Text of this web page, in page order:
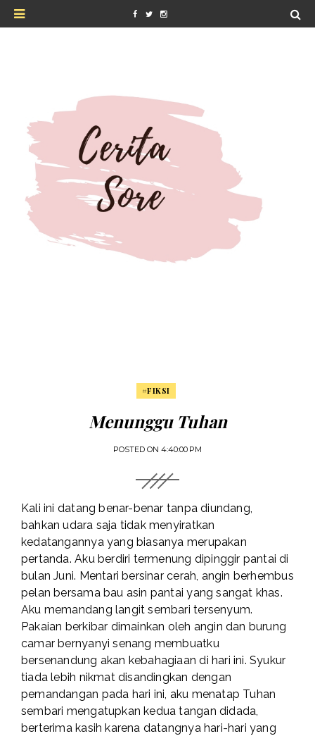
#FIKSI
Menunggu Tuhan
POSTED ON 4:40:00 PM
Kali ini datang benar-benar tanpa diundang,
bahkan udara saja tidak menyiratkan
kedatangannya yang biasanya merupakan
pertanda. Aku berdiri termenung dipinggir pantai di
bulan Juni. Mentari bersinar cerah, angin berhembus
pelan bersama bau asin pantai yang sangat khas.
Aku memandang langit sembari tersenyum.
Pakaian berkibar dimainkan oleh angin dan burung
camar bernyanyi senang membuatku
bersenandung akan kebahagiaan di hari ini. Syukur
tiada lebih nikmat disandingkan dengan
pemandangan pada hari ini, aku menatap Tuhan
sembari mengatupkan kedua tangan didada,
berterima kasih karena datangnya hari-hari yang